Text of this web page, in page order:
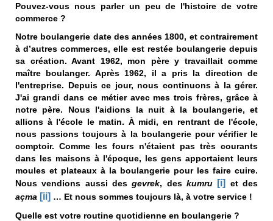
Pouvez-vous nous parler un peu de l'histoire de votre
commerce ?
Notre boulangerie date des années 1800, et contrairement
à d’autres commerces, elle est restée boulangerie depuis
sa création. Avant 1962, mon père y travaillait comme
maître boulanger. Après 1962, il a pris la direction de
l'entreprise. Depuis ce jour, nous continuons à la gérer.
J'ai grandi dans ce métier avec mes trois frères, grâce à
notre père. Nous l'aidions la nuit à la boulangerie, et
allions à l'école le matin. À midi, en rentrant de l'école,
nous passions toujours à la boulangerie pour vérifier le
comptoir. Comme les fours n'étaient pas très courants
dans les maisons à l'époque, les gens apportaient leurs
moules et plateaux à la boulangerie pour les faire cuire.
Nous vendions aussi desgevrek, deskumru [i]
et des
açma [ii] … Et nous sommes toujours là, à votre service !
Quelle est votre routine quotidienne en boulangerie ?